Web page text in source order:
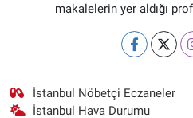
makalelerin yer aldığı
İstanbul Nöbetçi Eczaneler
İstanbul Hava Durumu